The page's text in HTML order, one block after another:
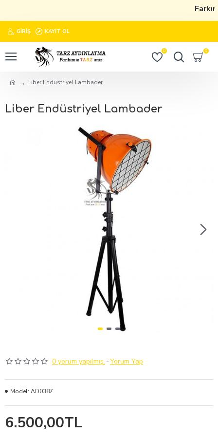
GIRIŞ KAYIT OL
0 0
Liber Endüstriyel Lambader
Liber Endüstriyel Lambader
0 yorum yapılmış. -Yorum Yap
6.500,00TL
Model: AD0387